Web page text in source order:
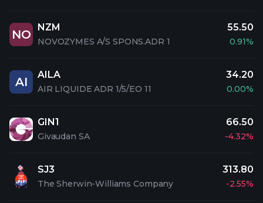
NO
NZM
NOVOZYMES A/S SPONS.ADR 1
55.50
0.91%
AI
AILA
AIR LIQUIDE ADR 1/5/EO 11
34.20
0.00%
GIN1
Givaudan SA
66.50
-4.32%
SJ3
The Sherwin-Williams Company
313.80
-2.55%